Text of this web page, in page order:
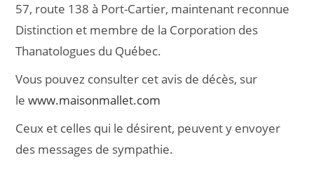
57, route 138 à Port-Cartier, maintenant reconnue
Distinction et membre de la Corporation des
Thanatologues du Québec.
Vous pouvez consulter cet avis de décès, sur
lewww.maisonmallet.com
Ceux et celles qui le désirent, peuvent y envoyer
des messages de sympathie.